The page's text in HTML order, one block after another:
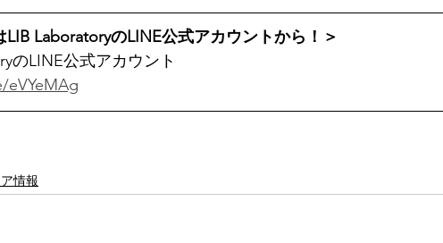
LIB LaboratoryのLINE公式アカウントから！＞
のLINE公式アカウント
情報